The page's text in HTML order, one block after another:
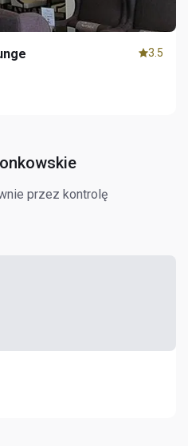
3.5
przez kontrolę